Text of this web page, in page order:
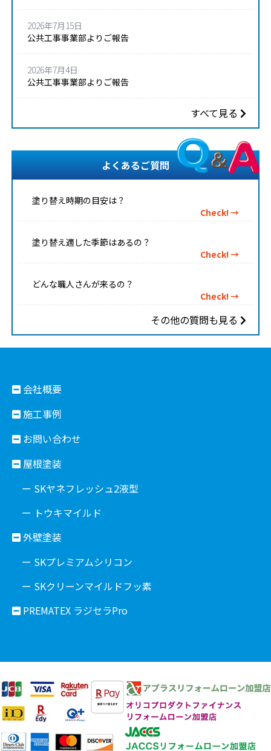
2026年7月15日
公共工事事業部よりご報告
2026年7月4日
公共工事事業部よりご報告
すべて見る
よくあるご質問
塗り替え時期の目安は？
Check! →
塗り替え適した季節はあるの？
Check! →
どんな職人さんが来るの？
Check! →
その他の質問も見る
会社概要
施工事例
お問い合わせ
屋根塗装
ー SKヤネフレッシュ2液型
ー トウキマイルド
外壁塗装
ー SKプレミアムシリコン
ー SKクリーンマイルドフッ素
PREMATEX ラジセラPro